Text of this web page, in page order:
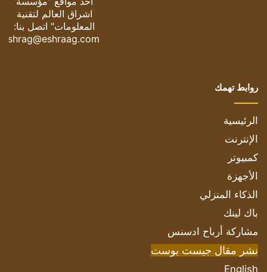
اشراق العالم لتقنية
المعلومات" اتصل بنا:
eshrag@eshraag.com
روابط تهمك
الرئيسية
الإنترنت
كمبيوتر
الأجهزة
الذكاء المنزلي
باك لينك
مشاركة أرباح ادسنس
نشر مقال جيست بوست
English